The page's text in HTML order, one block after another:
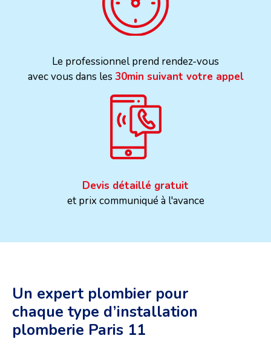
Le professionnel prend rendez-vous
avec vous dans les 30min suivant votre appel
Devis détaillé gratuit
et prix communiqué à l'avance
Un expert plombier pour
chaque type d’installation
plomberie Paris 11